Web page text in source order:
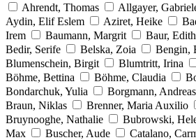
Ahrendt, Thomas
Allgayer,
Aydin, Elif Eslem
Aziret, Heike
Irem
Baumann, Margrit Baur, Edith
Bedir, Serife
Belska, Zoia Bengin,
Blumenschein, Birgit
Blumtritt, Irina
Böhme, Bettina
Böhme, Claudia
Bondarchuk, Yulia
Borgmann, Andreas
Braun, Niklas
Brenner, Maria Auxilio
Bruynooghe, Nathalie
Bubrowski,
Max
Buscher, Aude Catalano,